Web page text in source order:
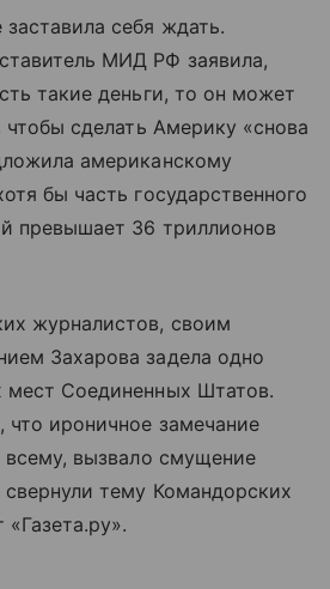
себя ждать.
МИД РФ заявила,
такие деньги, то он может
чтобы сделать Америку «снова
американскому
бы часть государственного
превышает 36 триллионов
журналистов, своим
Захарова задела одно
Соединенных Штатов.
что ироничное замечание
всему, вызвало смущение
тему Командорских